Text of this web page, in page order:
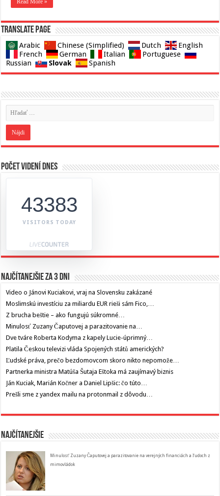
Translate page
Arabic Chinese (Simplified) Dutch
English
French
German Italian
Portuguese
Russian
Slovak Spanish
Počet videní dnes
43383
VISITORS TODAY
Najčítanejšie za 3 dni
Video o Jánovi Kuciakovi, vraj na Slovensku zakázané
Moslimskú investíciu za miliardu EUR rieši sám Fico,…
Z brucha beštie – ako fungujú súkromné…
Minulosť Zuzany Čaputovej a parazitovanie na…
Dve tváre Roberta Kodyma z kapely Lucie-úprimný…
Platila Českou televizi vláda Spojených států amerických?
Ľudské práva, prečo bezdomovcom skoro nikto nepomože…
Partnerka ministra Matúša Šutaja Eštoka má zaujímavý biznis
Ján Kuciak, Marián Kočner a Daniel Lipšic: čo túto…
Prešli sme z yandex mailu na protonmail z dôvodu…
Najčítanejšie
Minulosť Zuzany Čaputovej a parazitovanie na verejných financiách a ľudoch z
mimovládok